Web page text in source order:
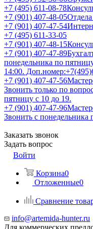
+7 (495) 611-08-78
+7 (901) 407-48-05
+7 (901) 407-47-54
+7 (495) 611-33-05
+7 (901) 407-48-15
+7 (901) 407-47-89
понедельника по
14:00.
+7 (901) 407-47-56
Звонить только по
пятницу с 10 до 19.
+7 (901) 407-47-96
Звонить с понедельника
Заказать звонок
Задать вопрос
Войти
Корзина0
Отложенные0
Сравнение
info@artemida-hunter.ru
Для коммерческих